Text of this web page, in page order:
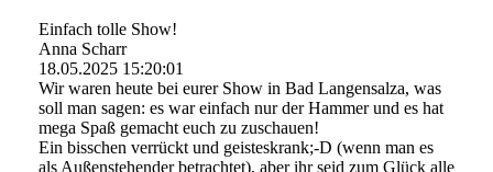
Einfach tolle Show!
Anna Scharr
18.05.2025 15:20:01
Wir waren heute bei eurer Show in Bad Langensalza, was
soll man sagen: es war einfach nur der Hammer und es hat
mega Spaß gemacht euch zu zuschauen!
Ein bisschen verrückt und geisteskrank;-D (wenn man es
als Außenstehender betrachtet), aber ihr seid zum Glück alle